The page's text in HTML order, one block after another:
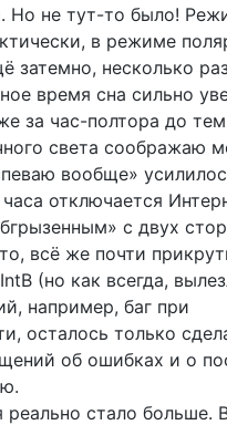
Но не тут-то было!
в режиме
затемно, несколько
время сна сильно
за час-полтора до
света соображаю
вообще»
отключается
с двух
всё же почти
(но как всегда,
например, баг при
осталось только
об ошибках и о
стало больше.